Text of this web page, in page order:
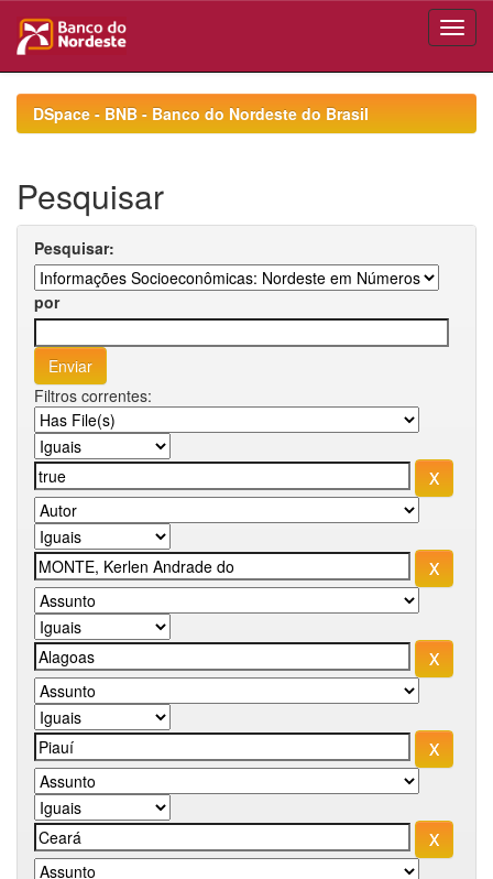
navigationDSpace - BNB - Banco do Nordeste do Brasil
Pesquisar
Pesquisar:
por
Filtros correntes: